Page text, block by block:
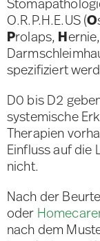
O.R.P.H.E.US (O
Prolaps, Hernie,
spezifiziert
D0 bis D2
systemische
Therapien
Einfluss auf die
nicht.
Nach der
oder
nach dem